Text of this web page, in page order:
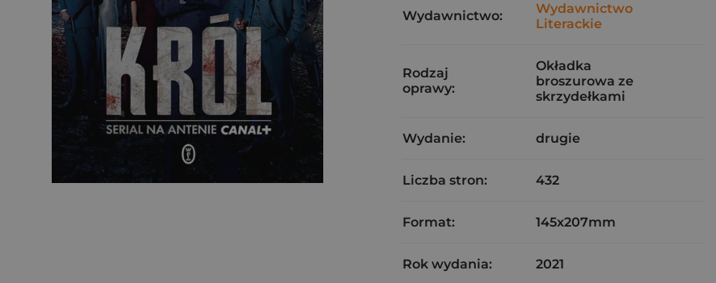
Wydawnictwo:
Wydawnictwo
Literackie
Rodzaj
oprawy:
Okładka
broszurowa ze
skrzydełkami
Wydanie: drugie
Liczba stron: 432
Format: 145x207mm
Rok wydania: 2021